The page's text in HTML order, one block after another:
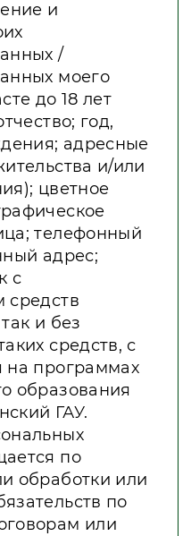
и
/
моего
до 18 лет
год,
адресные
и/или
цветное
телефонный
адрес;
с
средств
и без
средств, с
на программах
образования
ГАУ.
по
обработки или
по
или